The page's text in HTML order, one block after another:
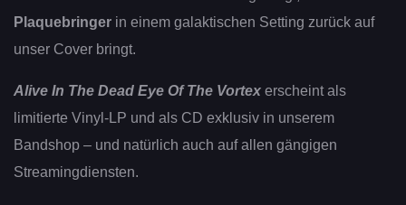
Plaquebringer in einem galaktischen Setting zurück auf
unser Cover bringt.
Alive In The Dead Eye Of The Vortex erscheint als
limitierte Vinyl-LP und als CD exklusiv in unserem
Bandshop – und natürlich auch auf allen gängigen
Streamingdiensten.